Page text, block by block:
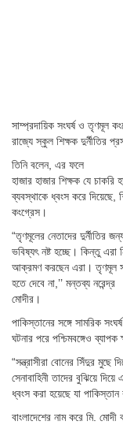
সাম্প্রদায়িক সংঘর্ষ ও তৃণমূল
রাজ্যে স্কুল শিক্ষক দুর্নীতির
তিনি বলেন, এর ফলে
হাজার হাজার শিক্ষক যে চাকরি
ব্যবস্থাকে ধ্বংস করে দিয়েছে,
কংগ্রেস।
“তৃণমূলের নেতাদের দুর্নীতির
ভবিষ্যৎ নষ্ট হচ্ছে। কিন্তু
আক্রমণ করছেন এরা। তৃণমূল
হতে দেবে না,’’ মন্তব্য নরেন্দ্র
মোদীর।
পাকিস্তানের সঙ্গে সামরিক
ঘটনার পরে পশ্চিমবঙ্গেও
“সন্ত্রাসীরা বোনের সিঁদুর মুছে
সেনাবাহিনী তাদের বুঝিয়ে
ধ্বংস করা হয়েছে যা পাকিস্তান
বাংলাদেশের নাম করে মি.